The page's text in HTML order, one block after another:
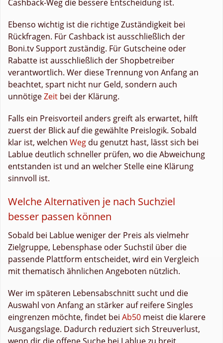
Cashback-Weg die bessere Entscheidung ist.
Ebenso wichtig ist die richtige Zuständigkeit bei
Rückfragen. Für Cashback ist ausschließlich der
Boni.tv Support zuständig. Für Gutscheine oder
Rabatte ist ausschließlich der Shopbetreiber
verantwortlich. Wer diese Trennung von Anfang an
beachtet, spart nicht nur Geld, sondern auch
unnötigeZeit bei der Klärung.
Falls ein Preisvorteil anders greift als erwartet, hilft
zuerst der Blick auf die gewählte Preislogik. Sobald
klar ist, welchen Weg du genutzt hast, lässt sich bei
Lablue deutlich schneller prüfen, wo die Abweichung
entstanden ist und an welcher Stelle eine Klärung
sinnvoll ist.
Welche Alternativen je nach Suchziel
besser passen können
Sobald bei Lablue weniger der Preis als vielmehr
Zielgruppe, Lebensphase oder Suchstil über die
passende Plattform entscheidet, wird ein Vergleich
mit thematisch ähnlichen Angeboten nützlich.
Wer im späteren Lebensabschnitt sucht und die
Auswahl von Anfang an stärker auf reifere Singles
eingrenzen möchte, findet bei Ab50 meist die klarere
Ausgangslage. Dadurch reduziert sich Streuverlust,